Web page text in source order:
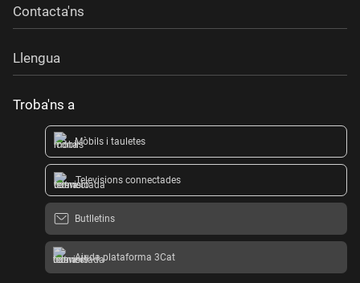
Contacta'ns
Llengua
Troba'ns a
Mòbils i tauletes
Televisions connectades
Butlletins
Ajuda plataforma 3Cat